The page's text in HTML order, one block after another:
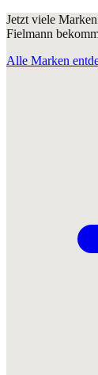
Jetzt viele
Fielmann
Alle Marken